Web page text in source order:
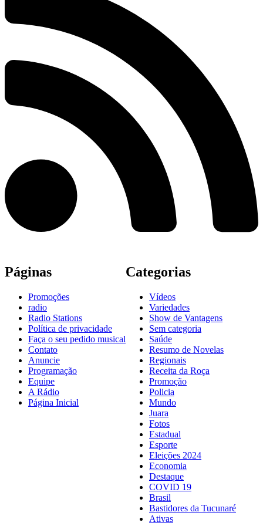
Páginas
Promoções
radio
Radio Stations
Política de privacidade
Faça o seu pedido musical
Contato
Anuncie
Programação
Equipe
A Rádio
Página Inicial
Categorias
Vídeos
Variedades
Show de Vantagens
Sem categoria
Saúde
Resumo de Novelas
Regionais
Receita da Roça
Promoção
Policia
Mundo
Juara
Fotos
Estadual
Esporte
Eleições 2024
Economia
Destaque
COVID 19
Brasil
Bastidores da Tucunaré
Ativas